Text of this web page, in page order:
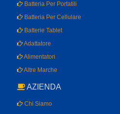
Batteria Per Portatili
Batteria Per Cellulare
Batterie Tablet
Adattatore
Alimentatori
Altre Marche
AZIENDA
Chi Siamo